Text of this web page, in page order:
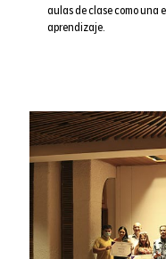
aulas de clase como una
aprendizaje.